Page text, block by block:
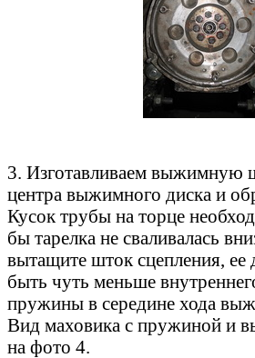
3. Изготавливаем выжимную
центра выжимного диска и
Кусок трубы на торце
бы тарелка не сваливалась
вытащите шток сцепления, ее
быть чуть меньше
пружины в середине хода
Вид маховика с пружиной и
на фото 4.